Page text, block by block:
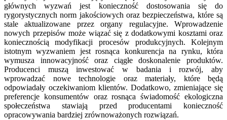
głównych wyzwań jest konieczność dostosowania się do
rygorystycznych norm jakościowych oraz bezpieczeństwa, które są
stale aktualizowane przez organy regulacyjne. Wprowadzenie
nowych przepisów może wiązać się z dodatkowymi kosztami oraz
koniecznością modyfikacji procesów produkcyjnych. Kolejnym
istotnym wyzwaniem jest rosnąca konkurencja na rynku, która
wymusza innowacyjność oraz ciągłe doskonalenie produktów.
Producenci muszą inwestować w badania i rozwój, aby
wprowadzać nowe technologie oraz materiały, które będą
odpowiadały oczekiwaniom klientów. Dodatkowo, zmieniające się
preferencje konsumentów oraz rosnąca świadomość ekologiczna
społeczeństwa stawiają przed producentami konieczność
opracowywania bardziej zrównoważonych rozwiązań.